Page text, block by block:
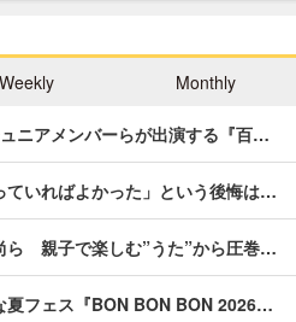
Weekly Monthly
ニアメンバーらが出演する『百…
いればよかった」という後悔は…
ら 親子で楽しむ”うた”から圧巻…
夏フェス『BON BON BON 2026…